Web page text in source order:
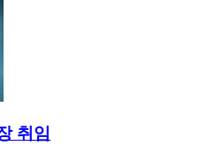
취임